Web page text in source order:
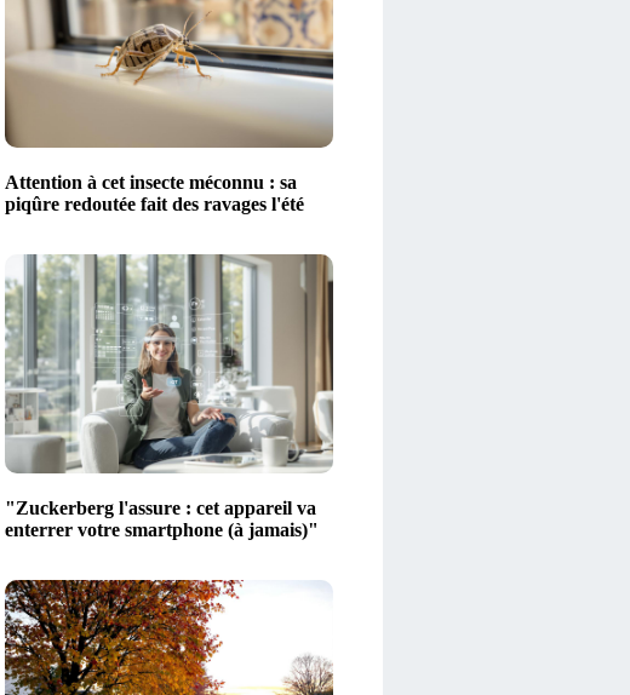
Attention à cet insecte méconnu : sa
piqûre redoutée fait des ravages l'été
"Zuckerberg l'assure : cet appareil va
enterrer votre smartphone (à jamais)"